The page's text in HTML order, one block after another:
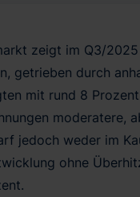
zeigt im Q3/
getrieben durch
mit rund 8
moderatere,
jedoch weder im
ohne